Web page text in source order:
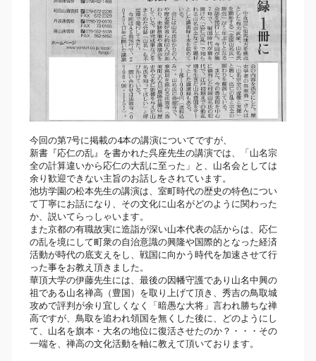
今回の第7号に掲載の4本の講演についてですが、
新書『応仁の乱』を書かれた呉座先生の講演では、「山名宗
全の計算違いから応仁の大乱に至った」と、山名会としては
余り歓迎できない主旨のお話しをされています。
池坊学園の松本先生の講演は、室町時代の歴史の特色につい
て丁寧にお話になり、その文化に山名がどのように関わった
か、説いてらっしゃいます。
また京都の有職故実に造詣が深い山本代表の話からは、応仁
の乱を境にして町衆の自治意識の興隆や国際的となった経済
活動が時代の底支えをし、戦国に向かう時代を加速させて行
った事をお教え頂きました。
華頂大学の伊藤先生には、最後の因幡守護であり山名中興の
祖である山名禅高（豊国）を取り上げて頂き、秀吉の鳥取城
攻めで評判が余り宜しくなく「暗愚な大将」言われ勝ちな禅
高ですが、鳥取を追われ領国を無くした後に、どのようにし
て、山名を旗本・大名の地位に復活させたのか？・・・その
一端を、禅高の文化活動を軸に教えて頂いております。